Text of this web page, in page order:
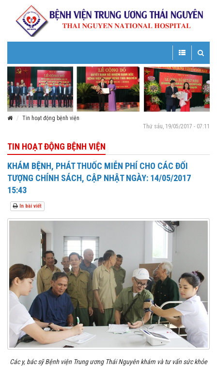
Toggle
Toggle
navigation
Tin hoạt động bệnh viện
Thứ sáu, 19/05/2017 - 07:11
TIN HOẠT ĐỘNG BỆNH VIỆN
KHÁM BỆNH, PHÁT THUỐC MIỄN PHÍ CHO CÁC ĐỐI
TƯỢNG CHÍNH SÁCH, CẬP NHẬT NGÀY: 14/05/2017
15:43
In bài viết
Các y, bác sỹ Bệnh viện Trung ương Thái Nguyên khám và tư vấn sức khỏe